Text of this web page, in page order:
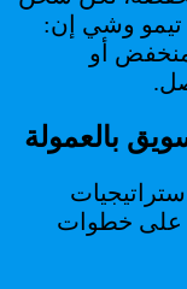
تيمو وشي إن:
أو
بالعمولة
على خطوات